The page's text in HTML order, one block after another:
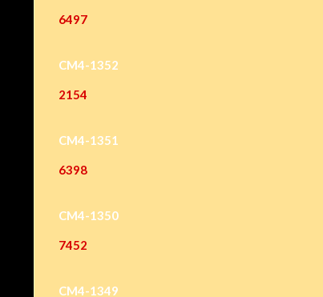
6497
CM4-1352
2154
CM4-1351
6398
CM4-1350
7452
CM4-1349